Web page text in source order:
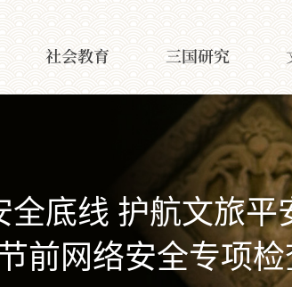
社会教育 三国研究
全底线 护航文旅
前网络安全专项检